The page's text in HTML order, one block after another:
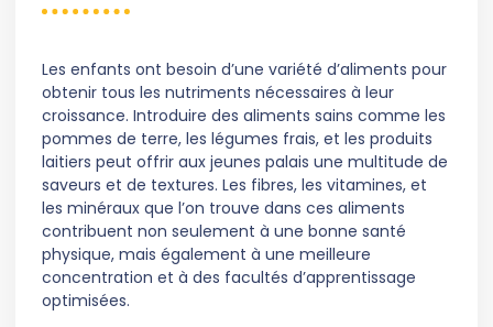
Les enfants ont besoin d’une variété d’aliments pour
obtenir tous les nutriments nécessaires à leur
croissance. Introduire des aliments sains comme les
pommes de terre, les légumes frais, et les produits
laitiers peut offrir aux jeunes palais une multitude de
saveurs et de textures. Les fibres, les vitamines, et
les minéraux que l’on trouve dans ces aliments
contribuent non seulement à une bonne santé
physique, mais également à une meilleure
concentration et à des facultés d’apprentissage
optimisées.